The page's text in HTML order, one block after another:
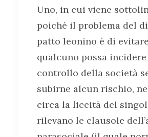
Uno, in cui viene
poiché il problema del
patto leonino è di
qualcuno possa
controllo della società
subirne alcun rischio,
circa la liceità del
rilevano le clausole